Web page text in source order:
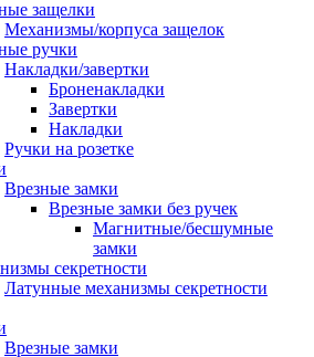
защелки
Механизмы/корпуса защелок
ручки
Накладки/завертки
Броненакладки
Завертки
Накладки
Ручки на розетке
Врезные замки
Врезные замки без ручек
Магнитные/бесшумные
замки
секретности
Латунные механизмы секретности
Врезные замки